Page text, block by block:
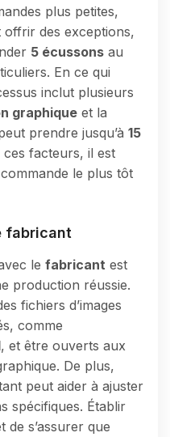
plus petites,
des exceptions,
5 écussons au
En ce qui
inclut plusieurs
graphique et la
prendre jusqu’à 15
facteurs, il est
le plus tôt
fabricant
le fabricant est
production réussie.
fichiers d’images
comme
, et être ouverts aux
De plus,
peut aider à ajuster
spécifiques. Établir
de s’assurer que